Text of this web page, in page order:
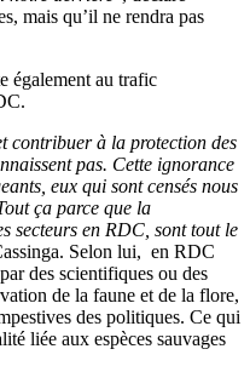
mais qu’il ne rendra pas
également au trafic
contribuer à la protection des
pas. Cette ignorance
eux qui sont censés nous
ça parce que la
secteurs en RDC, sont tout le
Selon lui, en RDC
des scientifiques ou des
de la faune et de la flore,
des politiques. Ce qui
liée aux espèces sauvages